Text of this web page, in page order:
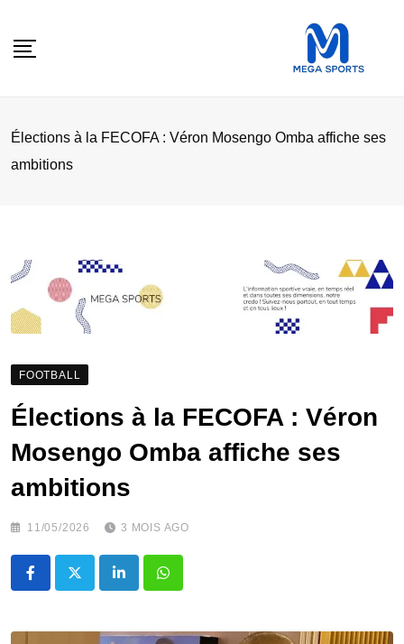
Élections à la FECOFA : Véron Mosengo Omba affiche ses
ambitions
FOOTBALL
Élections à la FECOFA : Véron
Mosengo Omba affiche ses
ambitions
11/05/2026 3 MOIS AGO
LinkedInWhatsapp